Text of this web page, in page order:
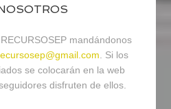
mandándonos
. Si los
se colocarán en la web
disfruten de ellos.